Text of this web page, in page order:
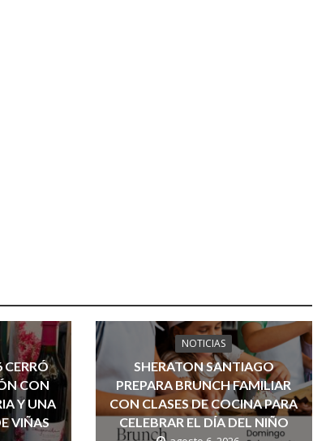
CERRÓ
CON
Y UNA
VIÑAS
NOTICIAS
SHERATON SANTIAGO
PREPARA BRUNCH FAMILIAR
CON CLASES DE COCINA PARA
CELEBRAR EL DÍA DEL NIÑO